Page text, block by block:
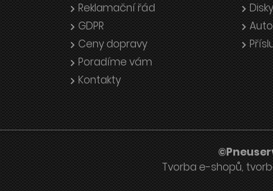
Reklamační řád
GDPR
Ceny dopravy
Poradíme vám
Kontakty
Disky
Tvorba e-shopů,